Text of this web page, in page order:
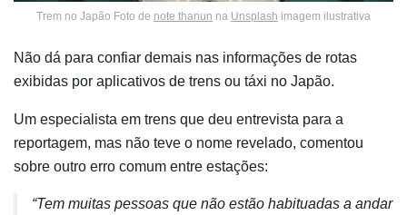
Trem no Japão Foto de note thanun na Unsplash imagem ilustrativa
Não dá para confiar demais nas informações de rotas
exibidas por aplicativos de trens ou táxi no Japão.
Um especialista em trens que deu entrevista para a
reportagem, mas não teve o nome revelado, comentou
sobre outro erro comum entre estações:
“Tem muitas pessoas que não estão habituadas a andar